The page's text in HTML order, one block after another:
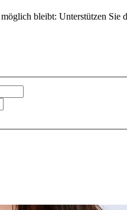
bleibt: Unterstützen